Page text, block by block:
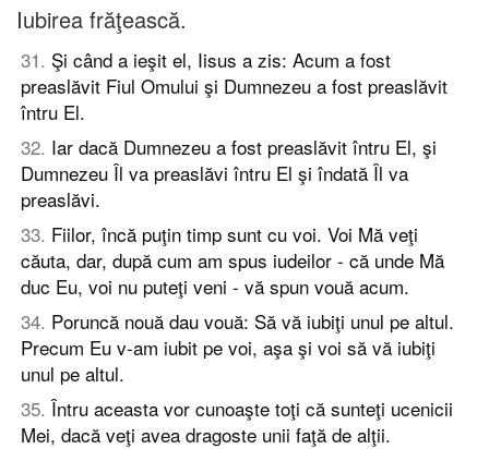
Iubirea frăţească.
31. Şi când a ieşit el, Iisus a zis: Acum a fost
preaslăvit Fiul Omului şi Dumnezeu a fost preaslăvit
întru El.
32. Iar dacă Dumnezeu a fost preaslăvit întru El, şi
Dumnezeu Îl va preaslăvi întru El şi îndată Îl va
preaslăvi.
33. Fiilor, încă puţin timp sunt cu voi. Voi Mă veţi
căuta, dar, după cum am spus iudeilor - că unde Mă
duc Eu, voi nu puteţi veni - vă spun vouă acum.
34. Poruncă nouă dau vouă: Să vă iubiţi unul pe altul.
Precum Eu v-am iubit pe voi, aşa şi voi să vă iubiţi
unul pe altul.
35. Întru aceasta vor cunoaşte toţi că sunteţi ucenicii
Mei, dacă veţi avea dragoste unii faţă de alţii.